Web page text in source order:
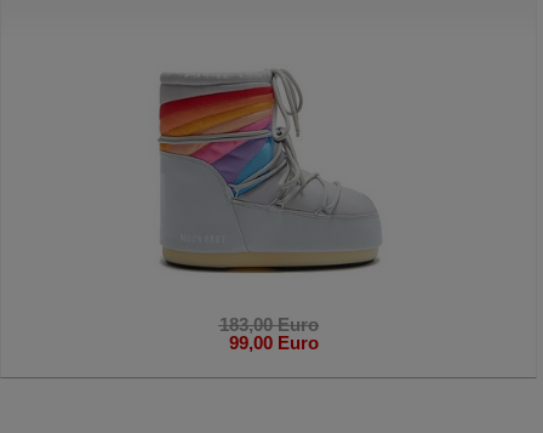
183,00 Euro
99,00 Euro